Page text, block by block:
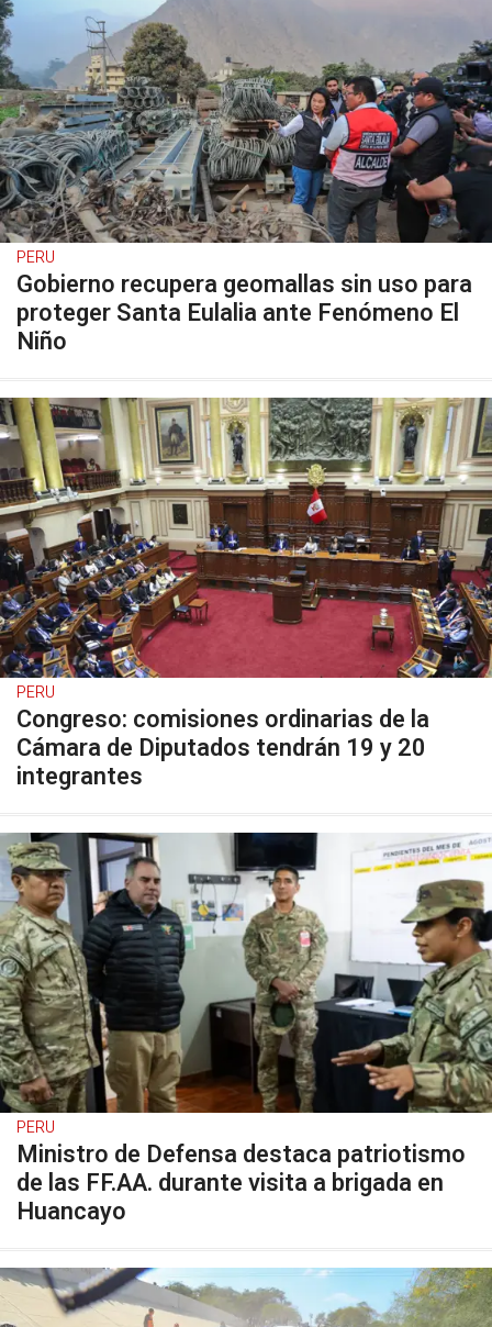
PERU
Gobierno recupera geomallas sin uso para
proteger Santa Eulalia ante Fenómeno El
Niño
PERU
Congreso: comisiones ordinarias de la
Cámara de Diputados tendrán 19 y 20
integrantes
PERU
Ministro de Defensa destaca patriotismo
de las FF.AA. durante visita a brigada en
Huancayo